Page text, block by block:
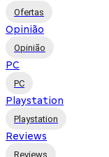
Ofertas
Opinião
Opinião
PC
PC
Playstation
Playstation
Reviews
Reviews